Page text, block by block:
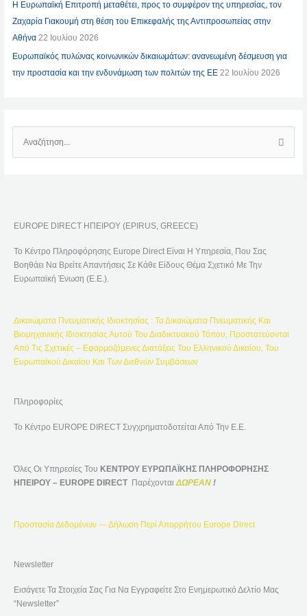
Η Ευρωπαϊκή Επιτροπή μεταθέτει, προς το συμφέρον της υπηρεσίας, τον
Ζαχαρία Γιακουμή στη θέση του Επικεφαλής της Αντιπροσωπείας στην
Αθήνα 22 Ιουλίου 2026
Ευρωπαϊκός πυλώνας κοινωνικών δικαιωμάτων: ανανεωμένη δέσμευση για
την προστασία και την ενδυνάμωση των πολιτών της ΕΕ 22 Ιουλίου 2026
Ν
Τ
Σ
Η
Α
EUROPE DIRECT ΗΠΕΙΡΟΥ (EPIRUS, GREECE)
Το Κέντρο Πληροφόρησης Europe Direct Είναι Η Υπηρεσία, Που Σας
Βοηθάει Να Βρείτε Απαντήσεις Σε Κάθε Είδους Θέμα Σχετικό Με Την
Ευρωπαϊκή Ένωση (Ε.Ε.).
Δικαιώματα Πνευματικής Ιδιοκτησίας : Τα Δικαιώματα Πνευματικής Και
Βιομηχανικής Ιδιοκτησίας Αυτού Του Διαδικτυακού Τόπου, Προστατεύονται
Από Τις Σχετικές – Εφαρμοζόμενες Διατάξεις Του Ελληνικού Δικαίου, Του
Ευρωπαϊκού Δικαίου Και Των Διεθνών Συμβάσεων
Πληροφορίες
Το Κέντρο EUROPE DIRECT Συγχρηματοδοτείται Από Την Ε.Ε.
Όλες Οι Υπηρεσίες Του ΚΕΝΤΡΟΥ ΕΥΡΩΠΑΪΚΗΣ ΠΛΗΡΟΦΟΡΗΣΗΣ
ΗΠΕΙΡΟΥ – EUROPE DIRECT Παρέχονται ΔΩΡΕΑΝ !
Προστασία Δεδομένων — Δήλωση Περί Απορρήτου Europe Direct
Newsletter
Εισάγετε Τα Στοιχεία Σας Για Να Εγγραφείτε Στο Ενημερωτικό Δελτίο Μας
“Newsletter”